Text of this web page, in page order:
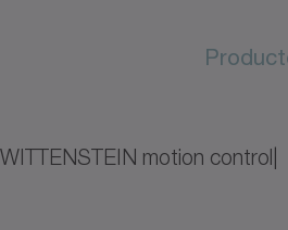
WITTENSTEIN motion control